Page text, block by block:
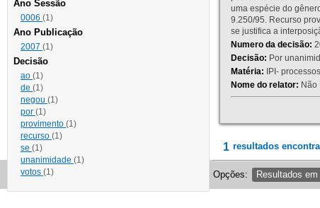
Ano Sessão
0006 (1)
Ano Publicação
2007 (1)
Decisão
ao (1)
de (1)
negou (1)
por (1)
provimento (1)
recurso (1)
se (1)
unanimidade (1)
votos (1)
uma espécie do
9.250/95. Recurso
se justifica a
Numero da decisão:
Decisão: Por
Matéria: IPI-
Nome do relator: Não
1 resultados
Opções: Resultados em